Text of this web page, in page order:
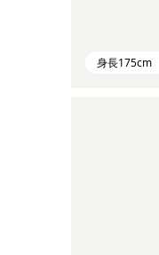
身長175cm